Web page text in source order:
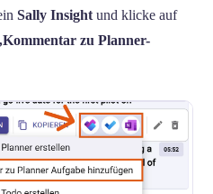
Sally Insight und klicke auf
zu Planner-